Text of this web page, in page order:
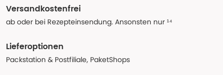
Versandkostenfrei
ab oder bei Rezepteinsendung. Ansonsten nur ¹⁴
Lieferoptionen
Packstation & Postfiliale, PaketShops